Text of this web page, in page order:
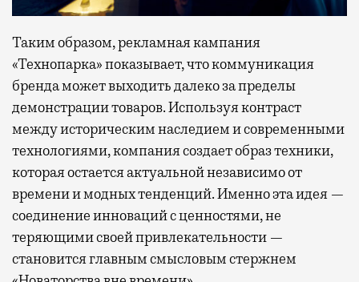
Таким образом, рекламная кампания
«Технопарка» показывает, что коммуникация
бренда может выходить далеко за пределы
демонстрации товаров. Используя контраст
между историческим наследием и современными
технологиями, компания создает образ техники,
которая остается актуальной независимо от
времени и модных тенденций. Именно эта идея —
соединение инноваций с ценностями, не
теряющими своей привлекательности —
становится главным смысловым стержнем